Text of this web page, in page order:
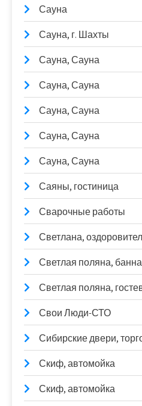
Сауна
Сауна, г. Шахты
Сауна, Сауна
Сауна, Сауна
Сауна, Сауна
Сауна, Сауна
Сауна, Сауна
Саяны, гостиница
Сварочные работы
Светлана,
Светлая поляна,
Светлая поляна,
Свои Люди-СТО
Сибирские двери,
Скиф, автомойка
Скиф, автомойка